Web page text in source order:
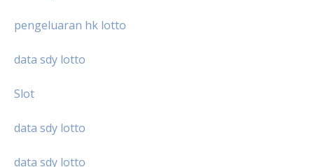
pengeluaran hk lotto
data sdy lotto
Slot
data sdy lotto
data sdy lotto